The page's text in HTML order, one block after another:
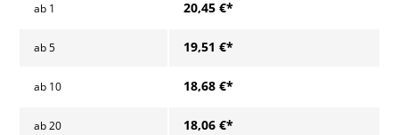
ab 1 20,45 €*
ab5 19,51 €*
ab 10 18,68 €*
ab20 18,06 €*